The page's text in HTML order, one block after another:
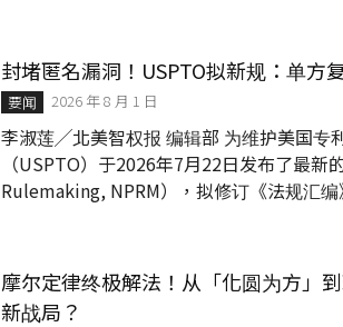
美
國
專
利
USPTO并将这类Petition应缴的37 CFR
封堵匿名漏洞！USPTO拟新规：单方
要闻 2026 年 8 月 1 日
李淑莲╱北美智权报 编辑部 为维护美国专
（USPTO）于2026年7月22日发布了最
Rulemaking, NPRM），拟修订《法规汇
者利用「匿名漏洞」规避法定的禁止重复
摩尔定律终极解法！从「化圆为方」
新战局？